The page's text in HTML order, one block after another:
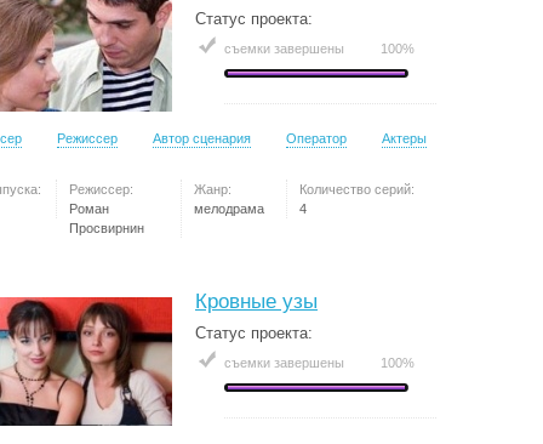
Статус проекта:
съемки завершены 100%
Режиссер Автор сценария Оператор Актеры
Режиссер:
Роман
Просвирнин
Жанр:
мелодрама
Количество серий:
4
Кровные узы
Статус проекта:
съемки завершены 100%